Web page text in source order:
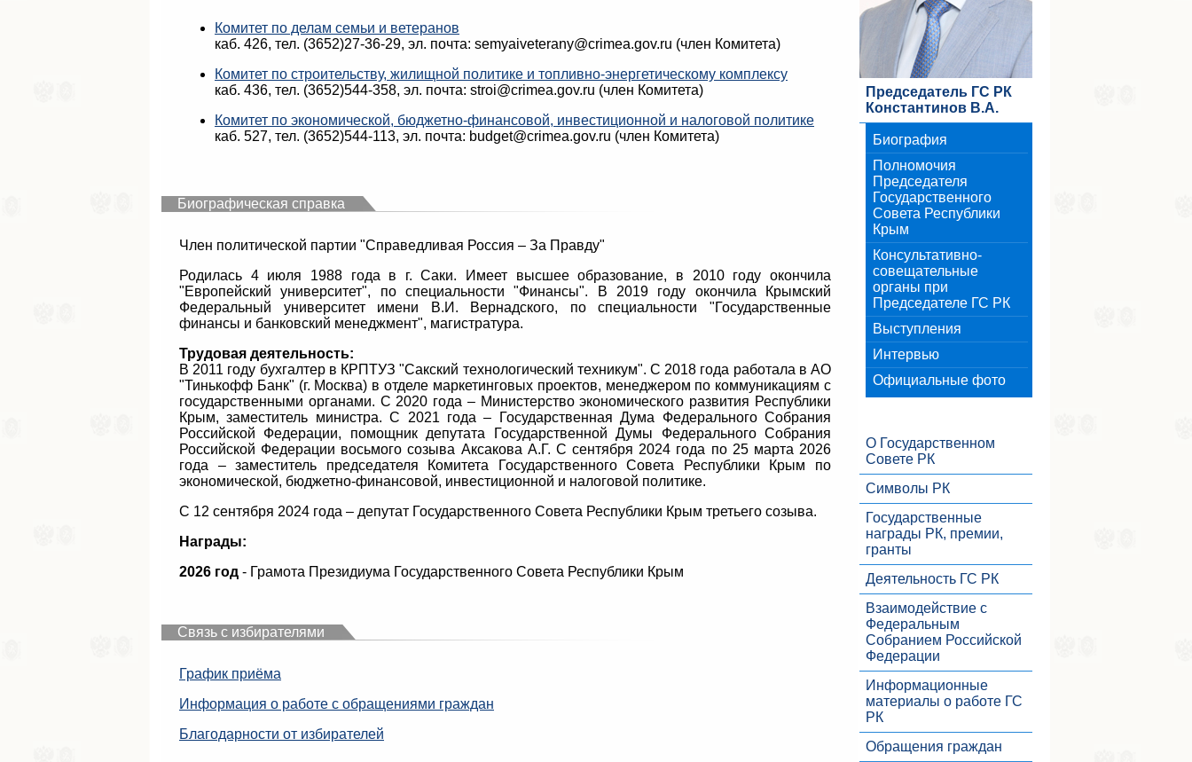
Комитет по делам семьи и ветеранов
каб. 426, тел. (3652)27-36-29, эл. почта: semyaiveterany@crimea.gov.ru (член Комитета)
Комитет по строительству, жилищной политике и топливно-энергетическому комплексу
каб. 436, тел. (3652)544-358, эл. почта: stroi@crimea.gov.ru (член Комитета)
Комитет по экономической, бюджетно-финансовой, инвестиционной и налоговой политике
каб. 527, тел. (3652)544-113, эл. почта: budget@crimea.gov.ru (член Комитета)
Биографическая справка
Член политической партии "Справедливая Россия – За Правду"­­­­­­­­­­­­­­­­­­­­­­­­­­­­­­­­­­­­­­­­­­
Родилась 4 июля 1988 года в г. Саки. Имеет высшее образование, в 2010 году окончила
"Европейский университет", по специальности "Финансы". В 2019 году окончила Крымский
Федеральный университет имени В.И. Вернадского, по специальности "Государственные
финансы и банковский менеджмент", магистратура.
Трудовая деятельность:
В 2011 году бухгалтер в КРПТУЗ "Сакский технологический техникум". С 2018 года работала в АО
"Тинькофф Банк" (г. Москва) в отделе маркетинговых проектов, менеджером по коммуникациям с
государственными органами. С 2020 года – Министерство экономического развития Республики
Крым, заместитель министра. С 2021 года – Государственная Дума Федерального Собрания
Российской Федерации, помощник депутата Государственной Думы Федерального Собрания
Российской Федерации восьмого созыва Аксакова А.Г. С сентября 2024 года по 25 марта 2026
года – заместитель председателя Комитета Государственного Совета Республики Крым по
экономической, бюджетно-финансовой, инвестиционной и налоговой политике.
С 12 сентября 2024 года – депутат Государственного Совета Республики Крым третьего созыва.
Награды:
2026 год - Грамота Президиума Государственного Совета Республики Крым
Связь с избирателями
График приёма
Информация о работе с обращениями граждан
Благодарности от избирателей
Председатель ГС РК
Константинов В.А.
Биография
Полномочия
Председателя
Государственного
Совета Республики
Крым
Консультативно-
совещательные
органы при
Председателе ГС РК
Выступления
Интервью
Официальные фото
О Государственном
Совете РК
Символы РК
Государственные
награды РК, премии,
гранты
Деятельность ГС РК
Взаимодействие с
Федеральным
Собранием Российской
Федерации
Информационные
материалы о работе ГС
РК
Обращения граждан